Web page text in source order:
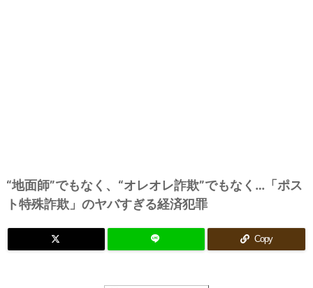
“地面師”でもなく、“オレオレ詐欺”でもなく…「ポス
ト特殊詐欺」のヤバすぎる経済犯罪
Copy